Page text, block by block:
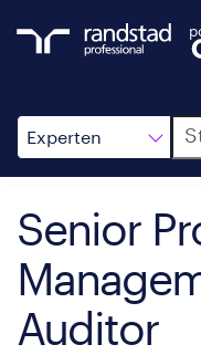
Experten
Suche
Senior
Auditor